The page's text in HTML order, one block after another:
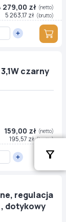
279,00 zł (netto)
5 263,17 zł (brutto)
czarny
159,00 zł (netto)
195,57 zł (brutto)
regulacja
, dotykowy